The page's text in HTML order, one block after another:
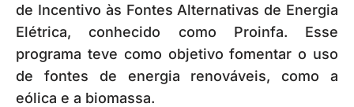
de Incentivo às Fontes Alternativas de Energia
Elétrica, conhecido como Proinfa. Esse
programa teve como objetivo fomentar o uso
de fontes de energia renováveis, como a
eólica e a biomassa.